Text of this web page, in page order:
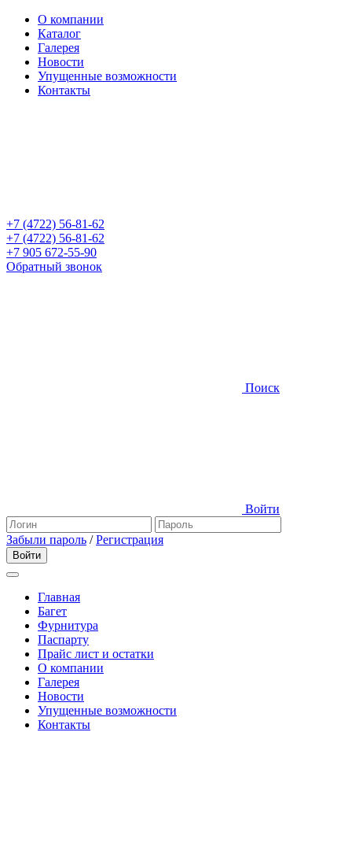
О компании
Каталог
Галерея
Новости
Упущенные возможности
Контакты
+7 (4722) 56-81-62
+7 (4722) 56-81-62
+7 905 672-55-90
Обратный звонок
Поиск
Войти
Забыли пароль /Регистрация
Главная
Багет
Фурнитура
Паспарту
Прайс лист и остатки
О компании
Галерея
Новости
Упущенные возможности
Контакты